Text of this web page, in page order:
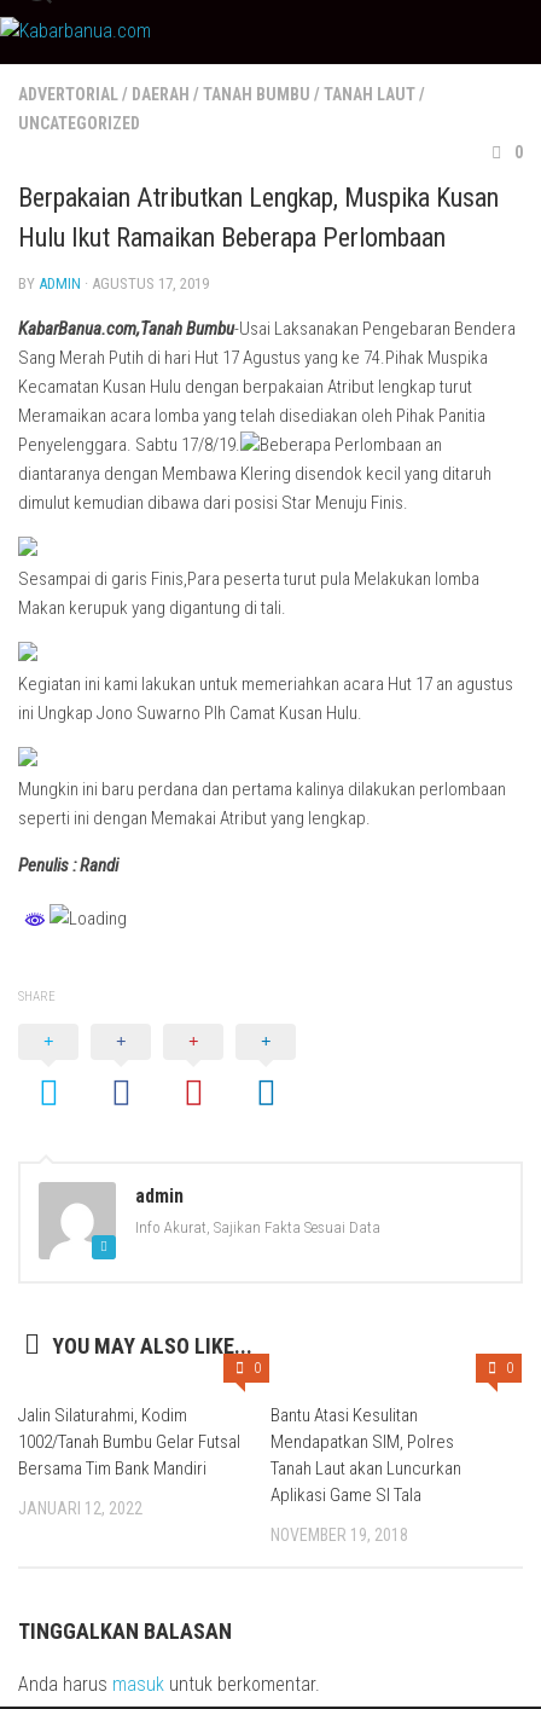
Skip
to
content
ADVERTORIAL/ DAERAH / TANAH BUMBU / TANAH LAUT/
UNCATEGORIZED
0
Berpakaian Atributkan Lengkap, Muspika Kusan
Hulu Ikut Ramaikan Beberapa Perlombaan
BY ADMIN · AGUSTUS 17, 2019
KabarBanua.com,Tanah Bumbu-Usai Laksanakan Pengebaran Bendera
Sang Merah Putih di hari Hut 17 Agustus yang ke 74.Pihak Muspika
Kecamatan Kusan Hulu dengan berpakaian Atribut lengkap turut
Meramaikan acara lomba yang telah disediakan oleh Pihak Panitia
Penyelenggara. Sabtu 17/8/19.
Beberapa Perlombaan an
diantaranya dengan Membawa Klering disendok kecil yang ditaruh
dimulut kemudian dibawa dari posisi Star Menuju Finis.
Sesampai di garis Finis,Para peserta turut pula Melakukan lomba
Makan kerupuk yang digantung di tali.
Kegiatan ini kami lakukan untuk memeriahkan acara Hut 17 an agustus
ini Ungkap Jono Suwarno Plh Camat Kusan Hulu.
Mungkin ini baru perdana dan pertama kalinya dilakukan perlombaan
seperti ini dengan Memakai Atribut yang lengkap.
Penulis : Randi
SHARE
admin
Info Akurat, Sajikan Fakta Sesuai Data
YOU MAY ALSO LIKE...
0
Jalin Silaturahmi, Kodim
1002/Tanah Bumbu Gelar Futsal
Bersama Tim Bank Mandiri
JANUARI 12, 2022
0
Bantu Atasi Kesulitan
Mendapatkan SIM, Polres
Tanah Laut akan Luncurkan
Aplikasi Game SI Tala
NOVEMBER 19, 2018
TINGGALKAN BALASAN
Anda harus masuk untuk berkomentar.